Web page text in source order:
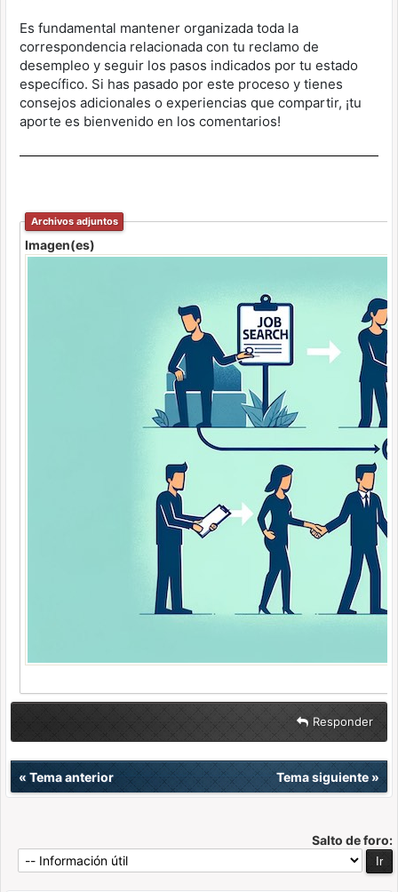
Es fundamental mantener organizada toda la
correspondencia relacionada con tu reclamo de
desempleo y seguir los pasos indicados por tu estado
específico. Si has pasado por este proceso y tienes
consejos adicionales o experiencias que compartir, ¡tu
aporte es bienvenido en los comentarios!
Archivos adjuntos
Imagen(es)
Responder
« Tema anterior Tema siguiente»
Salto de foro: